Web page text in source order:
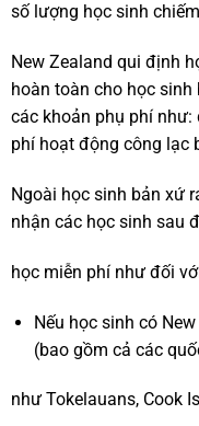
số lượng học sinh
New Zealand qui định
hoàn toàn cho học
các khoản phụ phí như:
phí hoạt động công lạc
Ngoài học sinh bản xứ
nhận các học sinh sau
học miễn phí như đối
Nếu học sinh có
(bao gồm cả các
như Tokelauans, Cook